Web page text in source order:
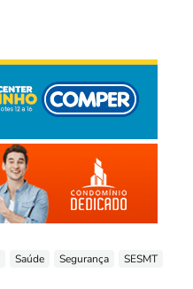
Saúde Segurança
SESMT